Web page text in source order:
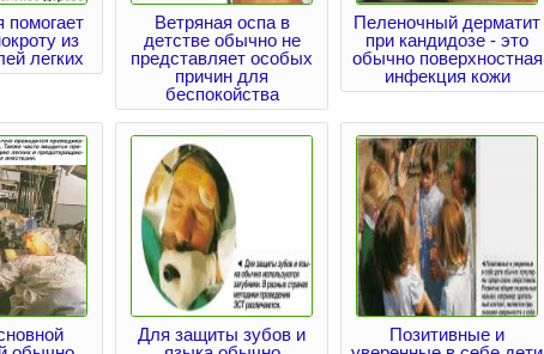
помогает
из
легких
Ветряная оспа в
детстве обычно не
представляет особых
причин для
беспокойства
Пеленочный дерматит
при кандидозе - это
обычно поверхностная
инфекция кожи
Для защиты зубов и
Позитивные и